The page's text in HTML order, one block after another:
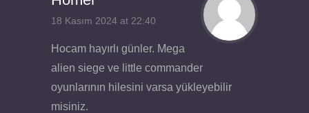
18 Kasım 2024 at 22:40
Hocam hayırlı günler. Mega
alien siege ve little commander
oyunlarının hilesini varsa yükleyebilir
misiniz.